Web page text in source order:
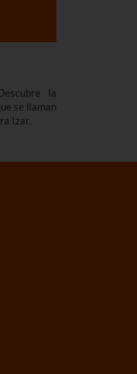
la
se llaman
Izar.